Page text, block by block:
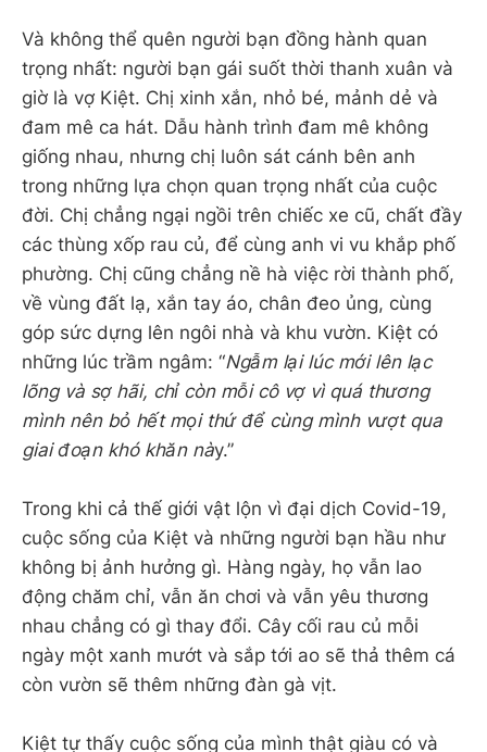
Và không thể quên người bạn đồng hành quan
trọng nhất: người bạn gái suốt thời thanh xuân và
giờ là vợ Kiệt. Chị xinh xắn, nhỏ bé, mảnh dẻ và
đam mê ca hát. Dẫu hành trình đam mê không
giống nhau, nhưng chị luôn sát cánh bên anh
trong những lựa chọn quan trọng nhất của cuộc
đời. Chị chẳng ngại ngồi trên chiếc xe cũ, chất đầy
các thùng xốp rau củ, để cùng anh vi vu khắp phố
phường. Chị cũng chẳng nề hà việc rời thành phố,
về vùng đất lạ, xắn tay áo, chân đeo ủng, cùng
góp sức dựng lên ngôi nhà và khu vườn. Kiệt có
những lúc trầm ngâm: “Ngẫm lại lúc mới lên lạc
lõng và sợ hãi, chỉ còn mỗi cô vợ vì quá thương
mình nên bỏ hết mọi thứ để cùng mình vượt qua
giai đoạn khó khăn này.”
Trong khi cả thế giới vật lộn vì đại dịch Covid-19,
cuộc sống của Kiệt và những người bạn hầu như
không bị ảnh hưởng gì. Hàng ngày, họ vẫn lao
động chăm chỉ, vẫn ăn chơi và vẫn yêu thương
nhau chẳng có gì thay đổi. Cây cối rau củ mỗi
ngày một xanh mướt và sắp tới ao sẽ thả thêm cá
còn vườn sẽ thêm những đàn gà vịt.
Kiệt tự thấy cuộc sống của mình thật giàu có và